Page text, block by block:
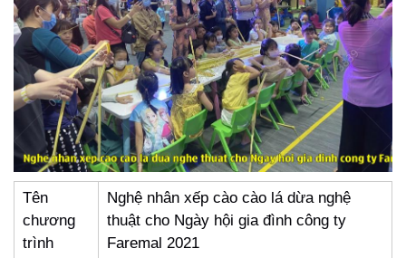
Tên
chương
trình
Nghệ nhân xếp cào cào lá dừa nghệ
thuật cho Ngày hội gia đình công ty
Faremal 2021